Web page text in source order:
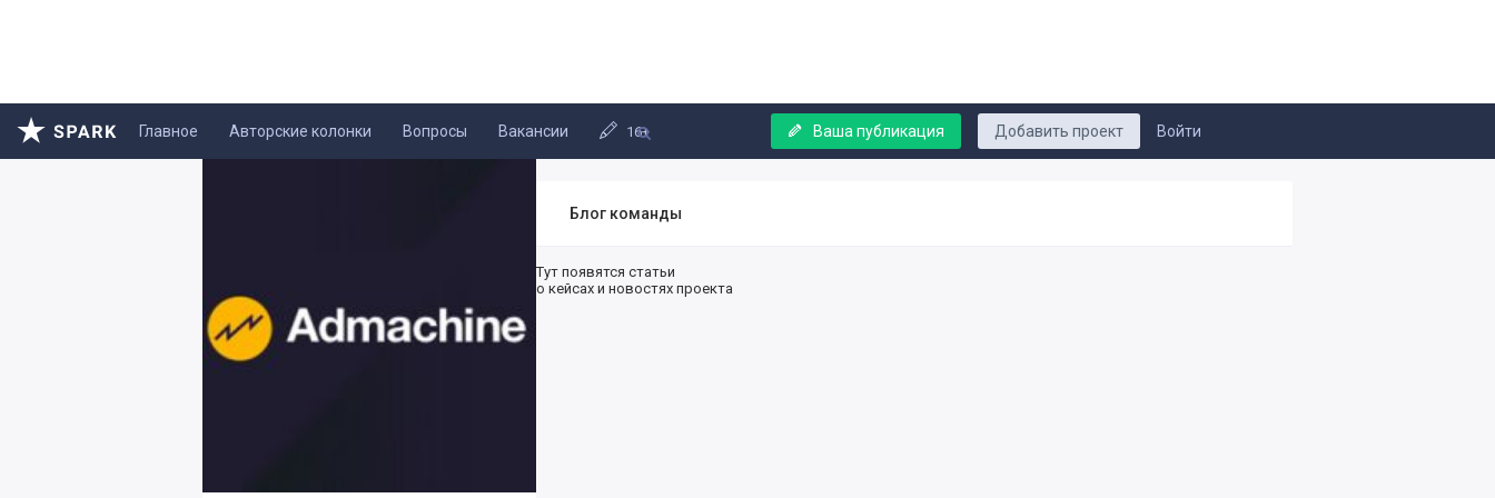
Войти
Добавить проект
Главное Авторские колонки Вопросы Вакансии Ваша публикация
16+
Блог команды
Тут появятся статьи
о кейсах и новостях проекта